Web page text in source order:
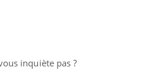
inquiète pas ?